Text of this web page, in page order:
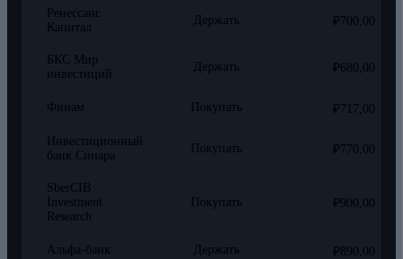
Ренессанс
Капитал
Держать ₽700,00
БКС Мир
инвестиций
Держать ₽680,00
Финам Покупать ₽717,00
Инвестиционный
банк Синара
Покупать ₽770,00
SberCIB
Investment
Research
Покупать ₽900,00
Альфа-банк Держать ₽890,00